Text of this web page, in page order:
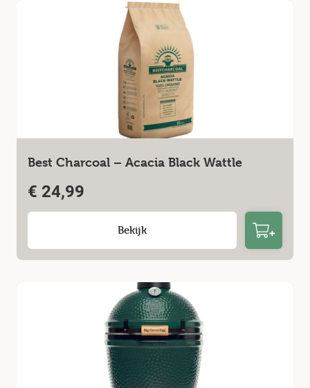
Best Charcoal – Acacia Black Wattle
€ 24,99
Bekijk